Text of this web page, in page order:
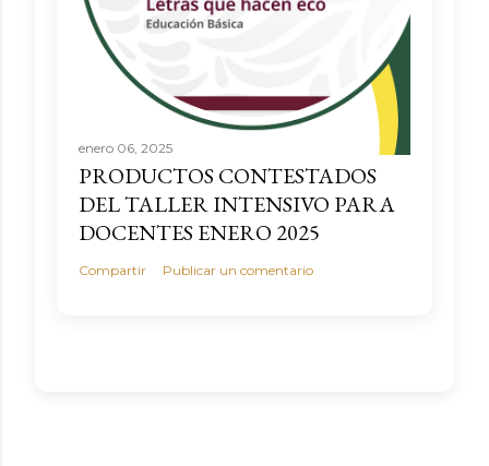
enero 06, 2025
PRODUCTOS CONTESTADOS
DEL TALLER INTENSIVO PARA
DOCENTES ENERO 2025
Compartir Publicar un comentario